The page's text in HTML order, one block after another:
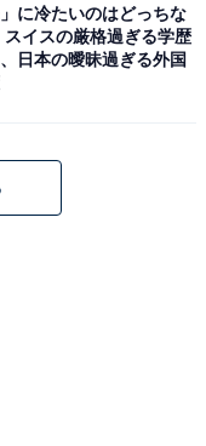
ともあるでしょ
まうことも多いも
くなるのは、本人
」に冷たいのはどっちな
スイスの厳格過ぎる学歴
日本の曖昧過ぎる外国